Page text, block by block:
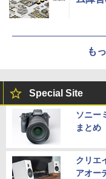
も
Special Site
ソニー
まとめ
クリエ
アオー